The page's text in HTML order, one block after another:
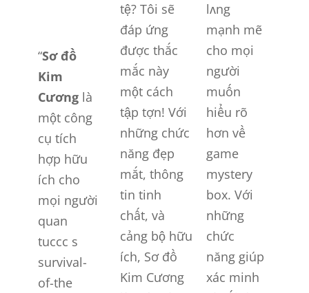
“Sơ đồ
Kim
Cươnglà
một công
cụ tích
hợp hữu
ích cho
mọi người
quan
tuccc s
survival-
of-the
tệ? Tôi sẽ
đáp ứng
được thắc
mắc này
một cách
tập tợn! Với
những chức
năng đẹp
mắt, thông
tin tinh
chất, và
cảng bộ hữu
ích, Sơ đồ
Kim Cương
lʌng
mạnh mẽ
cho mọi
người
muốn
hiểu rõ
hơn về
game
mystery
box. Với
những
chức
năng giúp
xác minh